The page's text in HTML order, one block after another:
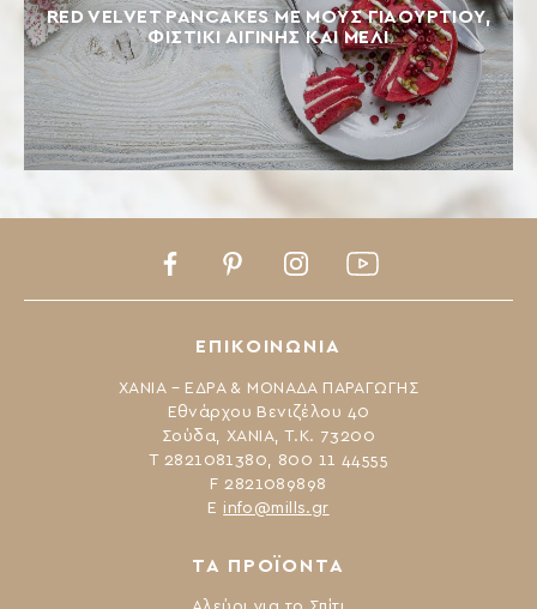
RED VELVET PANCAKES ΜΕ ΜΟΥΣ ΓΙΑΟΥΡΤΙΟΎ,
ΦΙΣΤΊΚΙ ΑΙΓΊΝΗΣ ΚΑΙ ΜΈΛΙ
ΤΑ ΠΡΟΪΟΝΤΑ
ΕΠΙΚΟΙΝΩΝΙΑ
ΧΑΝΙΑ – ΕΔΡΑ & ΜΟΝΑΔΑ ΠΑΡΑΓΩΓΗΣ
Εθνάρχου Βενιζέλου 40
Σούδα, ΧΑΝΙΑ, Τ.Κ. 73200
Τ 2821081380, 800 11 44555
F 2821089898
Ε info@mills.gr
FacebookPinterestInstagramYoutube